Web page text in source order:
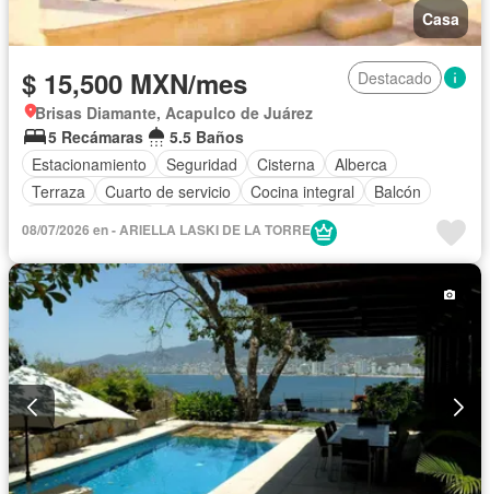
Casa
$ 15,500 MXN/mes
Destacado
Brisas Diamante, Acapulco de Juárez
5 Recámaras
5.5 Baños
Estacionamiento
Seguridad Cisterna
Alberca
Terraza
Cuarto de servicio Cocina integral
Balcón
Jacuzzi
Recámara con closet
Caseta de vigilancia
Vista panorámica
Permite mascotas
Permite niños
Completamente amueblado
08/07/2026 en - ARIELLA LASKI DE LA TORRE